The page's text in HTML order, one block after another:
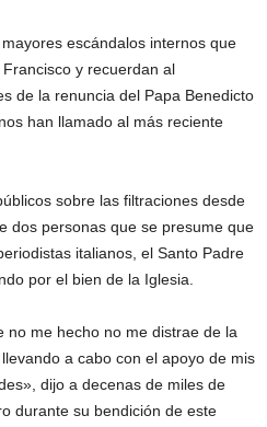
escándalos internos que
y recuerdan al
de la renuncia del Papa Benedicto
han llamado al más reciente
sobre las filtraciones desde
dos personas que se presume que
italianos, el Santo Padre
por el bien de la Iglesia.
no me hecho no me distrae de la
a cabo con el apoyo de mis
dijo a decenas de miles de
durante su bendición de este